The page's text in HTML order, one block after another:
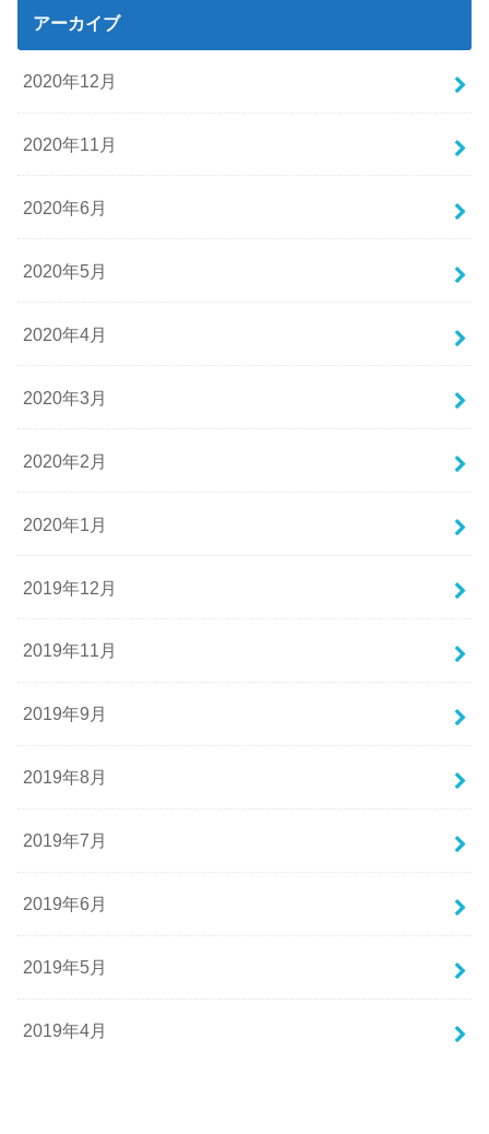
アーカイブ
2020年12月
2020年11月
2020年6月
2020年5月
2020年4月
2020年3月
2020年2月
2020年1月
2019年12月
2019年11月
2019年9月
2019年8月
2019年7月
2019年6月
2019年5月
2019年4月